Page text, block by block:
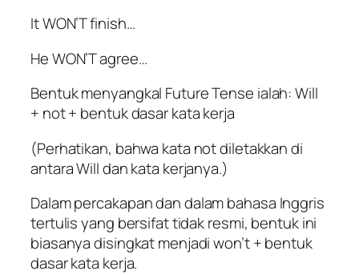
It WON’T finish…
He WON’T agree…
Bentuk menyangkal Future Tense ialah: Will
+ not + bentuk dasar kata kerja
(Perhatikan, bahwa kata not diletakkan di
antara Will dan kata kerjanya.)
Dalam percakapan dan dalam bahasa Inggris
tertulis yang bersifat tidak resmi, bentuk ini
biasanya disingkat menjadi won’t + bentuk
dasar kata kerja.